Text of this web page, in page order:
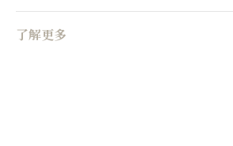
了解更多